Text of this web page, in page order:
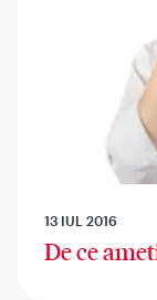
13 IUL 2016
De ce